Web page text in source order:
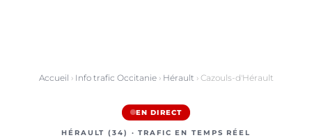
Accueil › Info trafic Occitanie› Hérault › Cazouls-d'Hérault
EN DIRECT
HÉRAULT (34) · TRAFIC EN TEMPS RÉEL